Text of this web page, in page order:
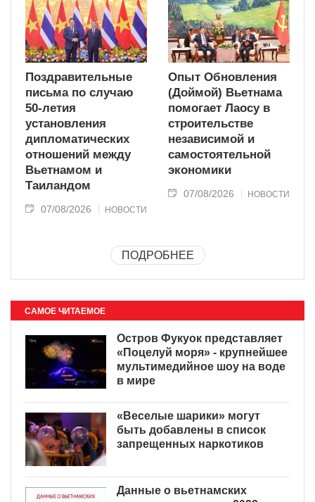
Поздравительные
письма по случаю
50-летия
установления
дипломатических
отношений между
Вьетнамом и
Таиландом
07/08/2026 НОВОСТИ
Опыт Обновления
(Доймой) Вьетнама
помогает Лаосу в
строительстве
независимой и
самостоятельной
экономики
07/08/2026 НОВОСТИ
ПОДРОБНЕЕ
САМОЕ ЧИТАЕМОЕ
Остров Фукуок представляет
«Поцелуй моря» - крупнейшее
мультимедийное шоу на воде
в мире
«Веселые шарики» могут
быть добавлены в список
запрещенных наркотиков
Данные о вьетнамских